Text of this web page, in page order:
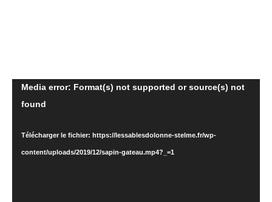
Lecteur
vidéo
Media error: Format(s) not supported or source(s) not
found
Télécharger le fichier: https://lessablesdolonne-stelme.fr/wp-
content/uploads/2019/12/sapin-gateau.mp4?_=1